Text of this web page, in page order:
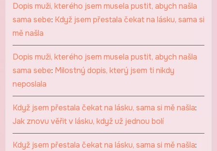
Dopis muži, kterého jsem musela pustit, abych našla
sama sebe: Když jsem přestala čekat na lásku, sama si
mě našla
Dopis muži, kterého jsem musela pustit, abych našla
sama sebe: Milostný dopis, který jsem ti nikdy
neposlala
Když jsem přestala čekat na lásku, sama si mě našla:
Jak znovu věřit v lásku, když už jednou bolí
Když jsem přestala čekat na lásku, sama si mě našla: